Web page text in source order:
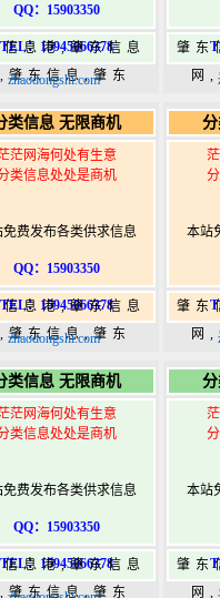
QQ：15903350
TEL：15945066378
信息港,肇东信息
肇东信息,肇东
zhaodongshi.com
肇东
网
港
类信息 无限商机
茫网海何处有生意
类信息处处是商机
免费发布各类供求信息
QQ：15903350
TEL：15945066378
信息港,肇东信息
肇东信息,肇东
zhaodongshi.com
本站
肇东
网
港
类信息 无限商机
茫网海何处有生意
类信息处处是商机
免费发布各类供求信息
QQ：15903350
TEL：15945066378
信息港,肇东信息
肇东信息,肇东
本站
肇东
网